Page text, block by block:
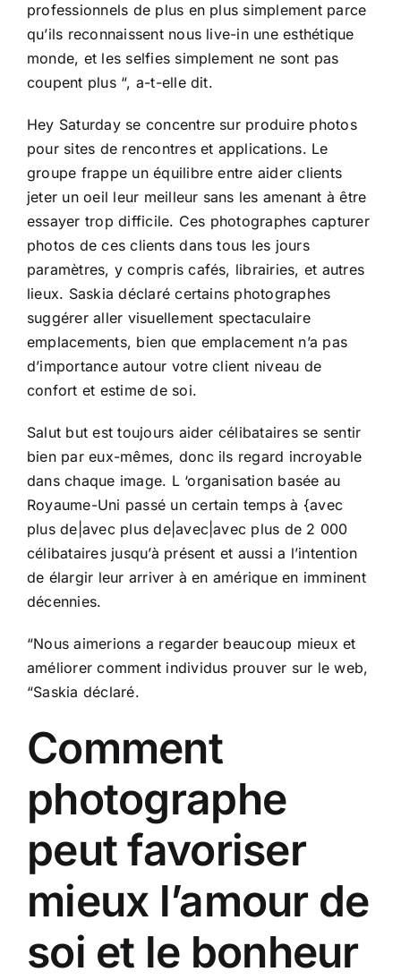
professionnels de plus en plus simplement parce
qu’ils reconnaissent nous live-in une esthétique
monde, et les selfies simplement ne sont pas
coupent plus “, a-t-elle dit.
Hey Saturday se concentre sur produire photos
pour sites de rencontres et applications. Le
groupe frappe un équilibre entre aider clients
jeter un oeil leur meilleur sans les amenant à être
essayer trop difficile. Ces photographes capturer
photos de ces clients dans tous les jours
paramètres, y compris cafés, librairies, et autres
lieux. Saskia déclaré certains photographes
suggérer aller visuellement spectaculaire
emplacements, bien que emplacement n’a pas
d’importance autour votre client niveau de
confort et estime de soi.
Salut but est toujours aider célibataires se sentir
bien par eux-mêmes, donc ils regard incroyable
dans chaque image. L ‘organisation basée au
Royaume-Uni passé un certain temps à {avec
plus de|avec plus de|avec|avec plus de 2 000
célibataires jusqu’à présent et aussi a l’intention
de élargir leur arriver à en amérique en imminent
décennies.
“Nous aimerions a regarder beaucoup mieux et
améliorer comment individus prouver sur le web,
“Saskia déclaré.
Comment
photographe
peut favoriser
mieux l’amour de
soi et le bonheur